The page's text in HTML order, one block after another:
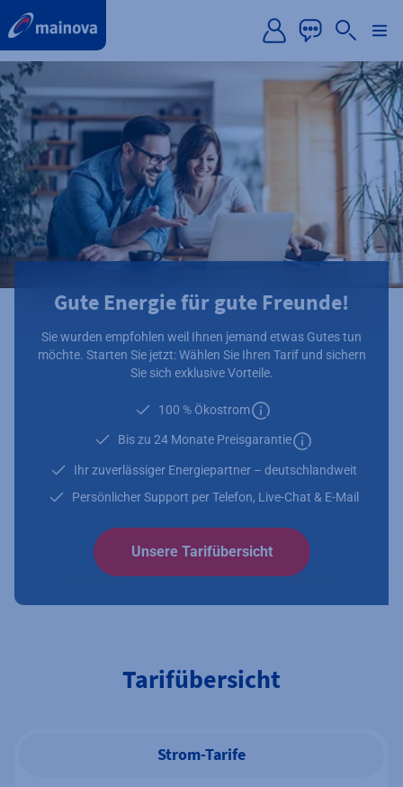
Gute Energie für gute Freunde!
Sie wurden empfohlen weil Ihnen jemand etwas Gutes tun
möchte. Starten Sie jetzt: Wählen Sie Ihren Tarif und sichern
Sie sich exklusive Vorteile.
100 % Ökostrom
Zusätzliche
Bis zu 24 Monate Preisgarantie
Ihr zuverlässiger Energiepartner – deutschlandweit
Persönlicher Support per Telefon, Live-Chat & E-Mail
Unsere Tarifübersicht
Tarifübersicht
Strom-Tarife